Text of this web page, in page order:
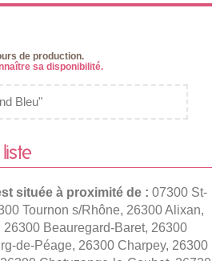
de production.
sa disponibilité.
Bleu"
située à proximité de : 07300 St-
Tournon s/Rhône, 26300 Alixan,
Beauregard-Baret, 26300
de-Péage, 26300 Charpey, 26300